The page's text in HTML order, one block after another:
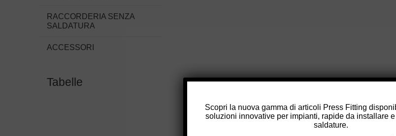
RACCORDERIA SENZA
SALDATURA
ACCESSORI
Tabelle
Scopri la nuova gamma di articoli Press Fitting
soluzioni innovative per impianti, rapide da installare
saldature.